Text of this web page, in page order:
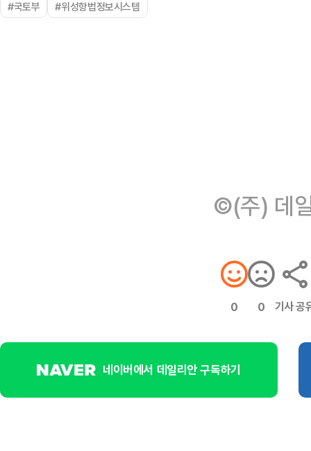
#국토부 #위성항법정보시스템
©(주) 데
0 0 기사 공
네이버에서 데일리안 구독하기